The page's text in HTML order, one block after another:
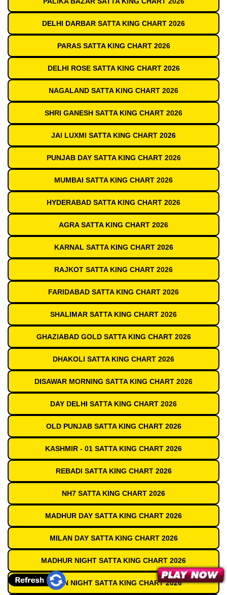
DELHI DARBAR SATTA KING CHART 2026
PARAS SATTA KING CHART 2026
DELHI ROSE SATTA KING CHART 2026
NAGALAND SATTA KING CHART 2026
SHRI GANESH SATTA KING CHART 2026
JAI LUXMI SATTA KING CHART 2026
PUNJAB DAY SATTA KING CHART 2026
MUMBAI SATTA KING CHART 2026
HYDERABAD SATTA KING CHART 2026
AGRA SATTA KING CHART 2026
KARNAL SATTA KING CHART 2026
RAJKOT SATTA KING CHART 2026
FARIDABAD SATTA KING CHART 2026
SHALIMAR SATTA KING CHART 2026
GHAZIABAD GOLD SATTA KING CHART 2026
DHAKOLI SATTA KING CHART 2026
DISAWAR MORNING SATTA KING CHART 2026
DAY DELHI SATTA KING CHART 2026
OLD PUNJAB SATTA KING CHART 2026
KASHMIR - 01 SATTA KING CHART 2026
REBADI SATTA KING CHART 2026
NH7 SATTA KING CHART 2026
MADHUR DAY SATTA KING CHART 2026
MILAN DAY SATTA KING CHART 2026
MADHUR NIGHT SATTA KING CHART 2026
MILAN NIGHT SATTA KING CHART 2026